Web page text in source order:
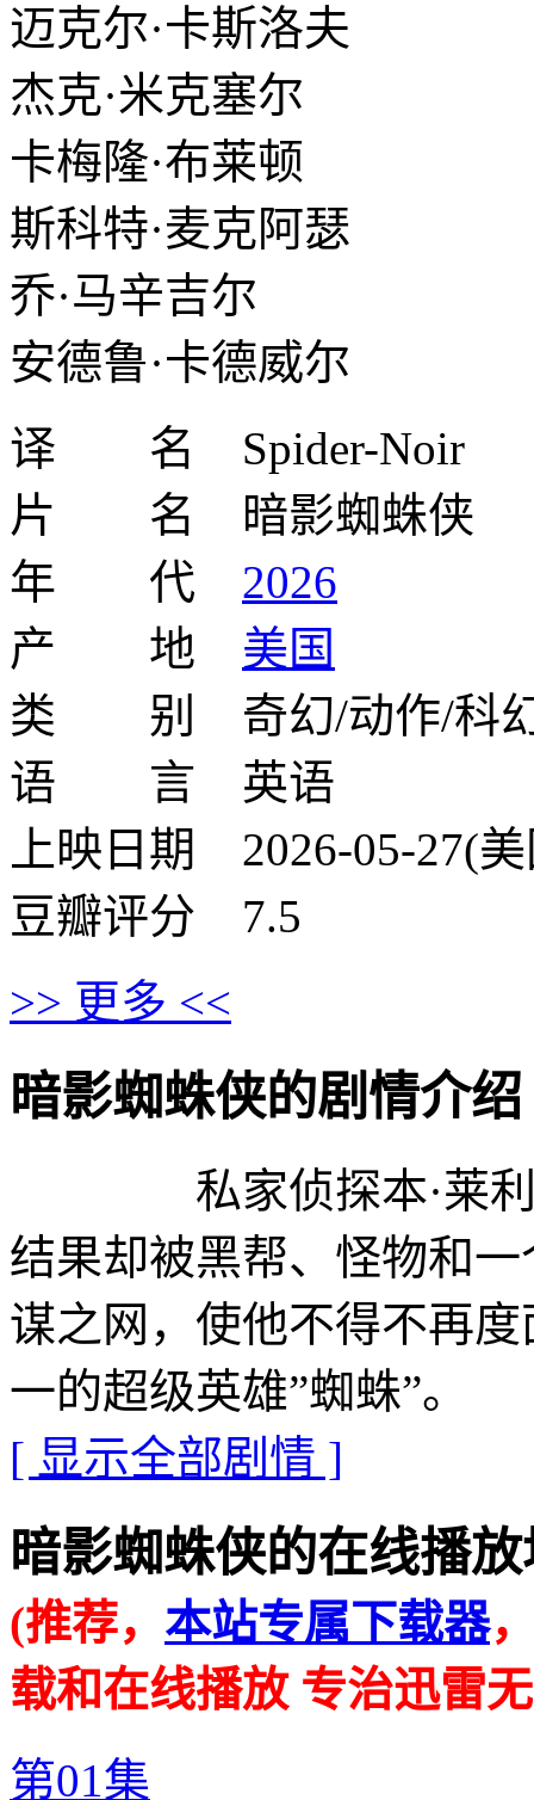
迈克尔·卡斯洛夫
杰克·米克塞尔
卡梅隆·布莱顿
斯科特·麦克阿瑟
乔·马辛吉尔
安德鲁·卡德威尔
译 名 Spider-Noir
片 名 暗影蜘蛛侠
年 代 2026
产 地 美国
类 别 奇幻/动作/科幻/
语 言 英语
上映日期 2026-05-27(
豆瓣评分 7.5
>> 更多 <<
暗影蜘蛛侠的剧情介绍 ·
私家侦探本·莱利接
结果却被黑帮、怪物和
谋之网，使他不得不再
一的超级英雄”蜘蛛”。
[ 显示全部剧情 ]
暗影蜘蛛侠的在线播放
(推荐， 本站专属下载器
载和在线播放 专治迅雷
第01集